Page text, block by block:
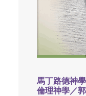
馬丁路德神
倫理神學／